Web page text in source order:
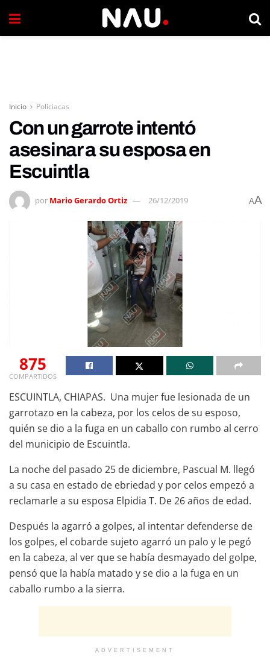
Inicio Policiacas
Con un garrote intentó
asesinar a su esposa en
Escuintla
por Mario Gerardo Ortiz 26/12/2019 AA
875
COMPARTIDOS
ESCUINTLA, CHIAPAS. Una mujer fue lesionada de un
garrotazo en la cabeza, por los celos de su esposo,
quién se dio a la fuga en un caballo con rumbo al cerro
del municipio de Escuintla.
La noche del pasado 25 de diciembre, Pascual M. llegó
a su casa en estado de ebriedad y por celos empezó a
reclamarle a su esposa Elpidia T. De 26 años de edad.
Después la agarró a golpes, al intentar defenderse de
los golpes, el cobarde sujeto agarró un palo y le pegó
en la cabeza, al ver que se había desmayado del golpe,
pensó que la había matado y se dio a la fuga en un
caballo rumbo a la sierra.
ADVERTISEMENT